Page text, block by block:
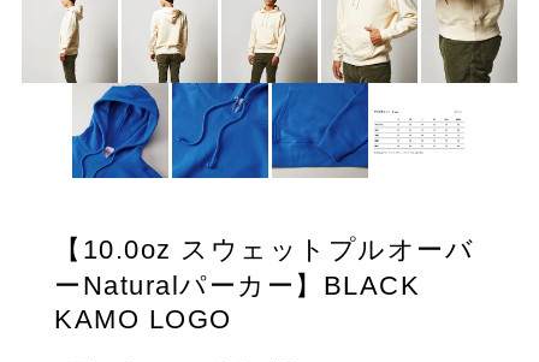
【10.0oz スウェットプルオーバ
ーNaturalパーカー】BLACK
KAMO LOGO